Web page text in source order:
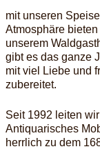
mit unseren
Atmosphäre
unserem
gibt es das ganze
mit viel Liebe und
zubereitet.
Seit 1992 leiten
Antiquarisches
herrlich zu dem